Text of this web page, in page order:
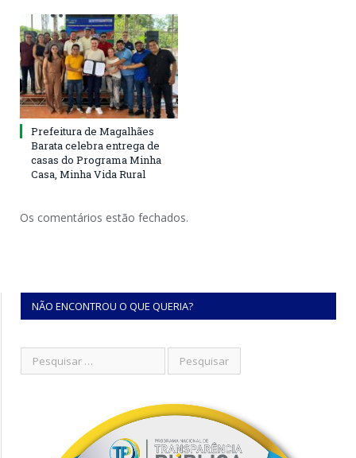
Prefeitura de Magalhães
Barata celebra entrega de
casas do Programa Minha
Casa, Minha Vida Rural
Os comentários estão fechados.
NÃO ENCONTROU O QUE QUERIA?